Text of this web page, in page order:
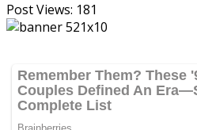
Post Views: 181